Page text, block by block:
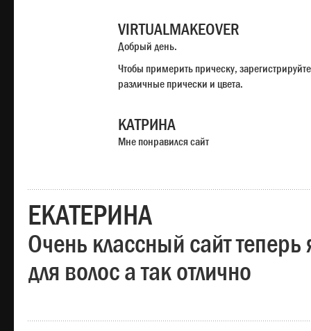
VIRTUALMAKEOVER
Добрый день.
Чтобы примерить прическу,
различные прически и цвета.
КАТРИНА
Мне понравился сайт
ЕКАТЕРИНА
Очень классный сайт теперь
для волос а так отлично